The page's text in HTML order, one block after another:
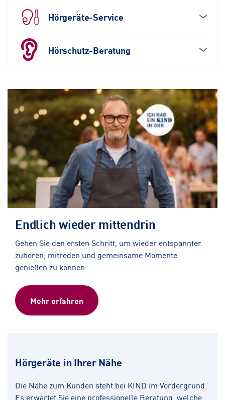
Hörgeräte-Service
Hörschutz-Beratung
Endlich wieder mittendrin
Gehen Sie den ersten Schritt, um wieder entspannter
zuhören, mitreden und gemeinsame Momente
genießen zu können.
Mehr erfahren
Hörgeräte in Ihrer Nähe
Die Nähe zum Kunden steht bei KIND im Vordergrund.
Es erwartet Sie eine professionelle Beratung, welche